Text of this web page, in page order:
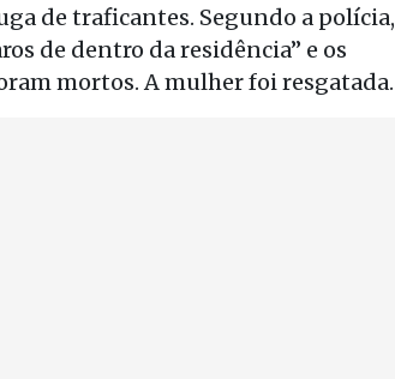
de traficantes. Segundo a polícia,
de dentro da residência” e os
mortos. A mulher foi resgatada.